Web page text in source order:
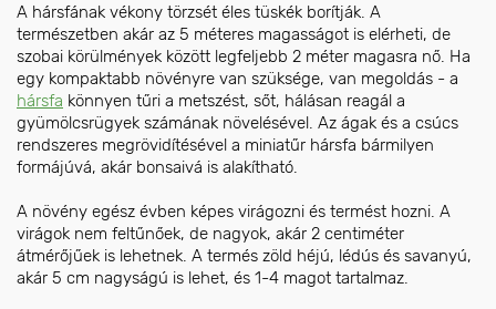
A hársfának vékony törzsét éles tüskék borítják. A
természetben akár az 5 méteres magasságot is elérheti, de
szobai körülmények között legfeljebb 2 méter magasra nő. Ha
egy kompaktabb növényre van szüksége, van megoldás - a
hársfa könnyen tűri a metszést, sőt, hálásan reagál a
gyümölcsrügyek számának növelésével. Az ágak és a csúcs
rendszeres megrövidítésével a miniatűr hársfa bármilyen
formájúvá, akár bonsaivá is alakítható.
A növény egész évben képes virágozni és termést hozni. A
virágok nem feltűnőek, de nagyok, akár 2 centiméter
átmérőjűek is lehetnek. A termés zöld héjú, lédús és savanyú,
akár 5 cm nagyságú is lehet, és 1-4 magot tartalmaz.